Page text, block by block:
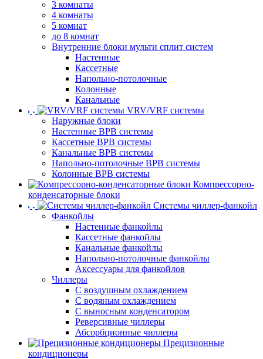
3 комнаты
4 комнаты
5 комнат
до 8 комнат
Внутренние блоки мульти сплит систем
Настенные
Кассетные
Напольно-потолочные
Колонные
Канальные
VRV/VRF системы
Наружные блоки
Настенные ВРВ системы
Кассетные ВРВ системы
Канальные ВРВ системы
Напольно-потолочные ВРВ системы
Колонные ВРВ системы
Компрессорно-
конденсаторные блоки
Системы чиллер-фанкойл
Фанкойлы
Настенные фанкойлы
Кассетные фанкойлы
Канальные фанкойлы
Напольно-потолочные фанкойлы
Аксессуары для фанкойлов
Чиллеры
С воздушным охлаждением
С водяным охлаждением
С выносным конденсатором
Реверсивные чиллеры
Абсорбционные чиллеры
Прецизионные
кондиционеры